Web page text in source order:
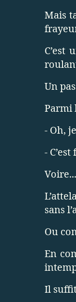
Mais
C’est
Un
Parmi
- Oh,
-
Voire...
sans
Ou
En
Il